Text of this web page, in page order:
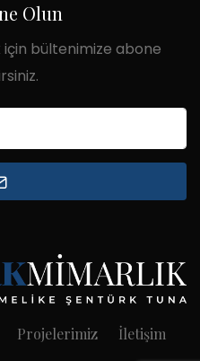
Olun
için bültenimize abone
Projelerimiz İletişim